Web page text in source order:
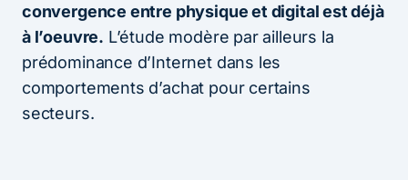
convergence entre physique et digital est déjà
à l’oeuvre. L’étude modère par ailleurs la
prédominance d’Internet dans les
comportements d’achat pour certains
secteurs.